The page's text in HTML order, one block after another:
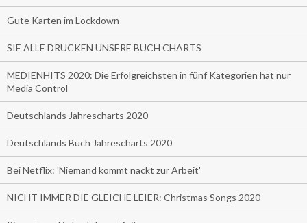
Gute Karten im Lockdown
SIE ALLE DRUCKEN UNSERE BUCH CHARTS
MEDIENHITS 2020: Die Erfolgreichsten in fünf Kategorien hat nur
Media Control
Deutschlands Jahrescharts 2020
Deutschlands Buch Jahrescharts 2020
Bei Netflix: 'Niemand kommt nackt zur Arbeit'
NICHT IMMER DIE GLEICHE LEIER: Christmas Songs 2020